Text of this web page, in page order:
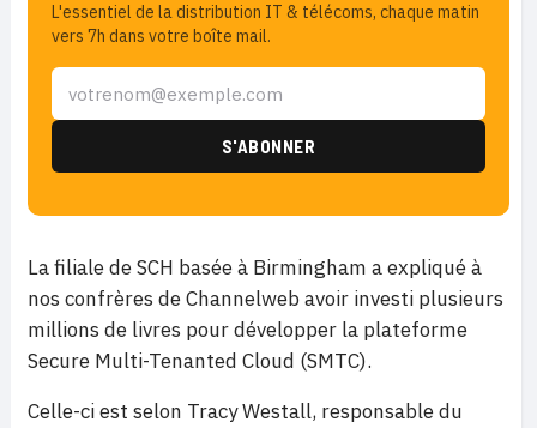
L'essentiel de la distribution IT & télécoms, chaque matin
vers 7h dans votre boîte mail.
La filiale de SCH basée à Birmingham a expliqué à
nos confrères de Channelweb avoir investi plusieurs
millions de livres pour développer la plateforme
Secure Multi-Tenanted Cloud (SMTC).
Celle-ci est selon Tracy Westall, responsable du